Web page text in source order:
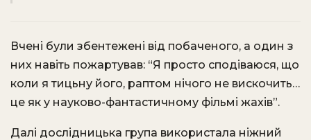
Вчені були збентежені від побаченого, а один з
них навіть пожартував: “Я просто сподіваюся, що
коли я тицьну його, раптом нічого не вискочить…
це як у науково-фантастичному фільмі жахів”.
Далі дослідницька група використала ніжний